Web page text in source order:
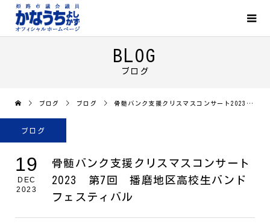
BLOG
ブログ
ブログ ブログ 骨髄バンク支援クリスマスコンサート2023 第7回 播磨地区高校生バンドフェスティバル
ブログ
19
DEC
2023
骨髄バンク支援クリスマスコンサート
2023 第7回 播磨地区高校生バンド
フェスティバル